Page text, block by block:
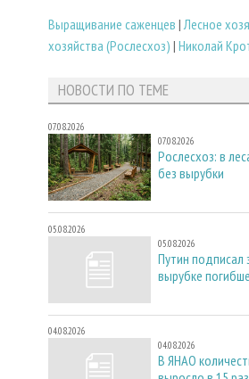
Выращивание саженцев | Лесное
хозяйства (Рослесхоз) | Николай
НОВОСТИ ПО ТЕМЕ
07.08.2026
07.08.2026
Рослесхоз: в
без вырубки
05.08.2026
05.08.2026
Путин подписал
вырубке
04.08.2026
04.08.2026
В ЯНАО